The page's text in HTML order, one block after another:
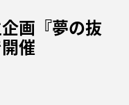
画『夢の抜
催